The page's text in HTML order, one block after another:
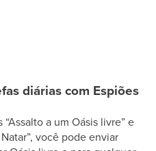
diárias com Espiões
a um Oásis livre” e
você pode enviar